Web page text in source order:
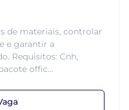
de materiais, controlar
e garantir a
Requisitos: Cnh,
offic...